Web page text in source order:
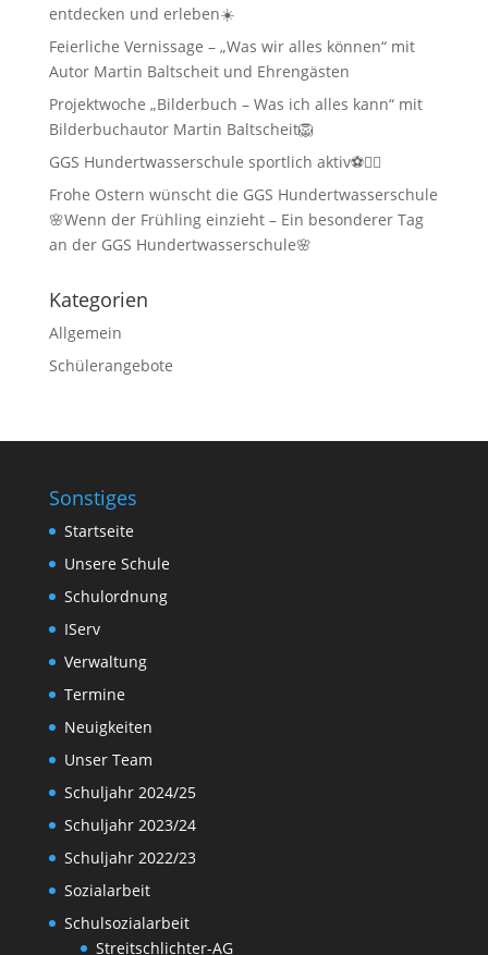
entdecken und erleben☀️
Feierliche Vernissage – „Was wir alles können“ mit
Autor Martin Baltscheit und Ehrengästen
Projektwoche „Bilderbuch – Was ich alles kann“ mit
Bilderbuchautor Martin Baltscheit🦁
GGS Hundertwasserschule sportlich aktiv⚽🏃‍♂️
Frohe Ostern wünscht die GGS Hundertwasserschule
🌸Wenn der Frühling einzieht – Ein besonderer Tag
an der GGS Hundertwasserschule🌸
Kategorien
Allgemein
Schülerangebote
Sonstiges
Startseite
Unsere Schule
Schulordnung
IServ
Verwaltung
Termine
Neuigkeiten
Unser Team
Schuljahr 2024/25
Schuljahr 2023/24
Schuljahr 2022/23
Sozialarbeit
Schulsozialarbeit
Streitschlichter-AG